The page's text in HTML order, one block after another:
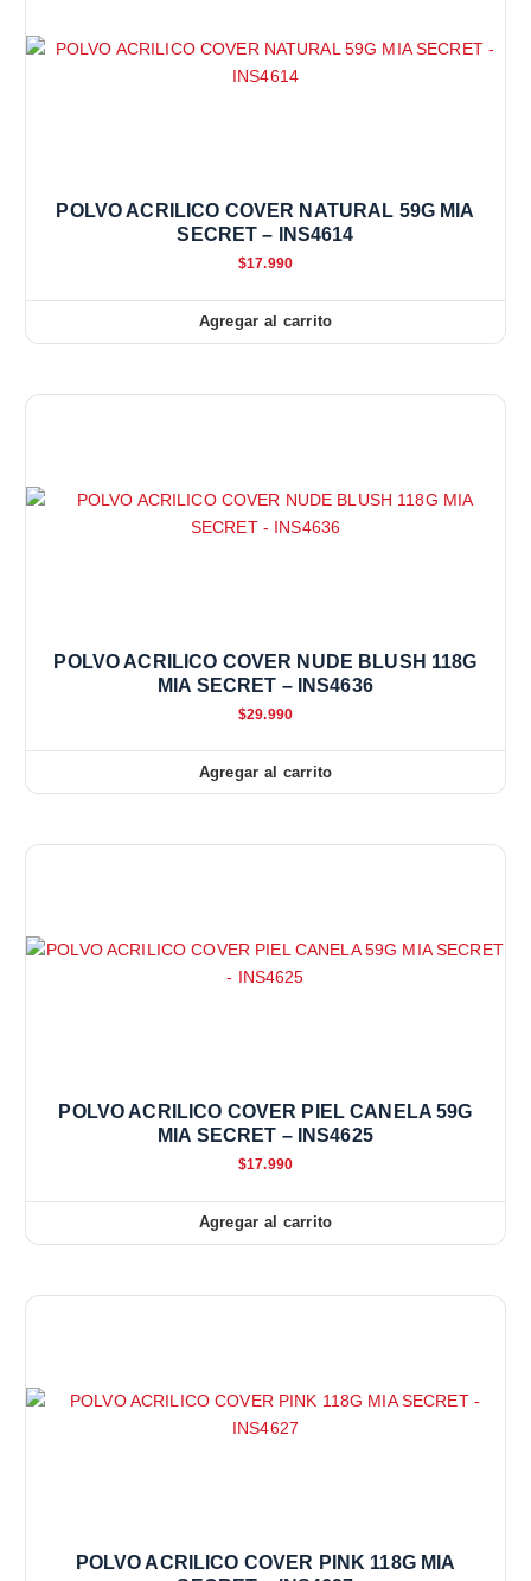
POLVO ACRILICO COVER NATURAL 59G MIA
SECRET – INS4614
$17.990
Agregar al carrito
POLVO ACRILICO COVER NUDE BLUSH 118G
MIA SECRET – INS4636
$29.990
Agregar al carrito
POLVO ACRILICO COVER PIEL CANELA 59G
MIA SECRET – INS4625
$17.990
Agregar al carrito
POLVO ACRILICO COVER PINK 118G MIA